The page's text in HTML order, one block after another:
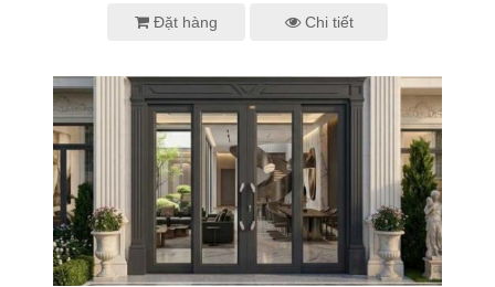
Đặt hàng Chi tiết